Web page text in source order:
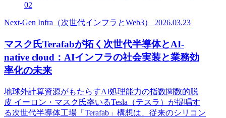
02
Next-Gen Infra（次世代インフラとWeb3） 2026.03.23
マスク氏Terafabが拓く次世代半導体とAI-
native cloud：AIインフラの社会実装と業務効
率化の未来
地球外計算資源がもたらすAI処理能力の指数関数的脱
皮 イーロン・マスク氏率いるTesla（テスラ）が提唱す
る次世代半導体工場「Terafab」構想は、従来のシリコン